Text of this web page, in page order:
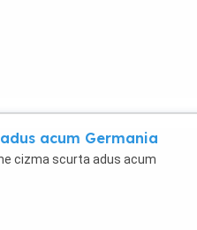
acum Germania
cizma scurta adus acum